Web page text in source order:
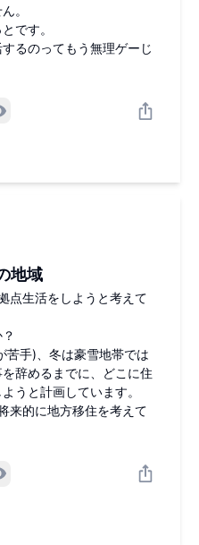
。
です。
るのってもう無理ゲーじ
地域
点生活をしようと考えて
苦手)、冬は豪雪地帯では
辞めるまでに、どこに住
うと計画しています。
来的に地方移住を考えて